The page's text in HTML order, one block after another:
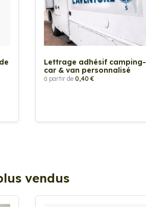
Lettrage adhésif camping-
car & van personnalisé
à partir de 0,40 €
vendus